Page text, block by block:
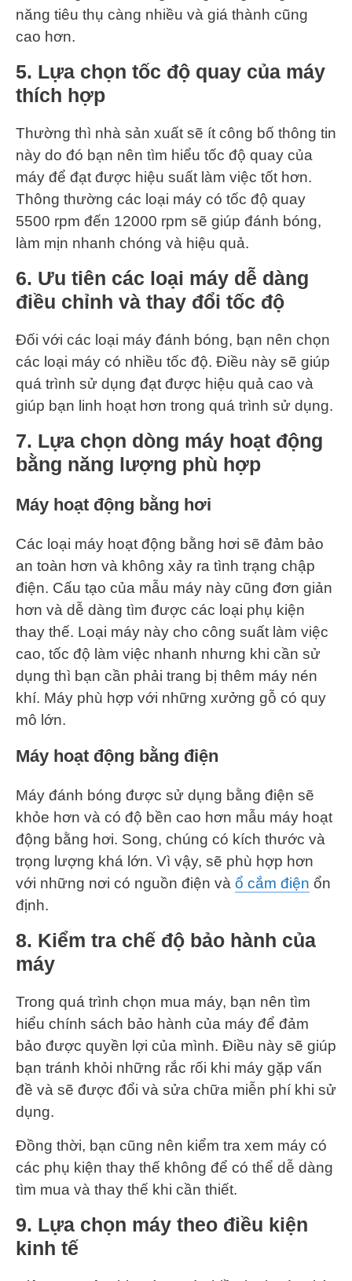
năng tiêu thụ càng nhiều và giá thành cũng
cao hơn.
5. Lựa chọn tốc độ quay của máy
thích hợp
Thường thì nhà sản xuất sẽ ít công bố thông tin
này do đó bạn nên tìm hiểu tốc độ quay của
máy để đạt được hiệu suất làm việc tốt hơn.
Thông thường các loại máy có tốc độ quay
5500 rpm đến 12000 rpm sẽ giúp đánh bóng,
làm mịn nhanh chóng và hiệu quả.
6. Ưu tiên các loại máy dễ dàng
điều chỉnh và thay đổi tốc độ
Đối với các loại máy đánh bóng, bạn nên chọn
các loại máy có nhiều tốc độ. Điều này sẽ giúp
quá trình sử dụng đạt được hiệu quả cao và
giúp bạn linh hoạt hơn trong quá trình sử dụng.
7. Lựa chọn dòng máy hoạt động
bằng năng lượng phù hợp
Máy hoạt động bằng hơi
Các loại máy hoạt động bằng hơi sẽ đảm bảo
an toàn hơn và không xảy ra tình trạng chập
điện. Cấu tạo của mẫu máy này cũng đơn giản
hơn và dễ dàng tìm được các loại phụ kiện
thay thế. Loại máy này cho công suất làm việc
cao, tốc độ làm việc nhanh nhưng khi cần sử
dụng thì bạn cần phải trang bị thêm máy nén
khí. Máy phù hợp với những xưởng gỗ có quy
mô lớn.
Máy hoạt động bằng điện
Máy đánh bóng được sử dụng bằng điện sẽ
khỏe hơn và có độ bền cao hơn mẫu máy hoạt
động bằng hơi. Song, chúng có kích thước và
trọng lượng khá lớn. Vì vậy, sẽ phù hợp hơn
với những nơi có nguồn điện và ổ cắm điện ổn
định.
8. Kiểm tra chế độ bảo hành của
máy
Trong quá trình chọn mua máy, bạn nên tìm
hiểu chính sách bảo hành của máy để đảm
bảo được quyền lợi của mình. Điều này sẽ giúp
bạn tránh khỏi những rắc rối khi máy gặp vấn
đề và sẽ được đổi và sửa chữa miễn phí khi sử
dụng.
Đồng thời, bạn cũng nên kiểm tra xem máy có
các phụ kiện thay thế không để có thể dễ dàng
tìm mua và thay thế khi cần thiết.
9. Lựa chọn máy theo điều kiện
kinh tế